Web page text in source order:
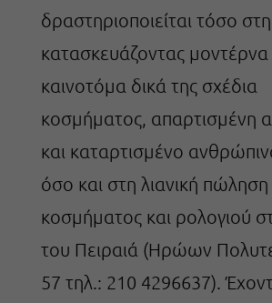
δραστηριοποιείται τόσο
κατασκευάζοντας μοντέρνα
καινοτόμα δικά της σχέδια
κοσμήματος, απαρτισμένη
και καταρτισμένο
όσο και στη λιανική πώληση
κοσμήματος και ρολογιού
του Πειραιά (Ηρώων
57 τηλ.: 210 4296637).